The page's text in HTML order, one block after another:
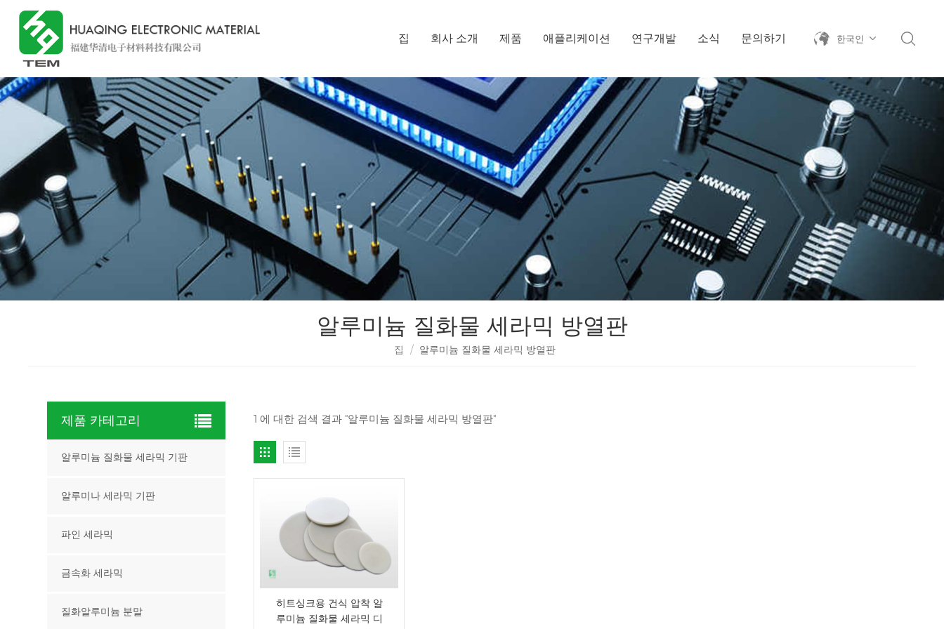
집 회사 소개 제품 애플리케이션 연구개발 소식 문의하기 한국인
알루미늄 질화물 세라믹 방열판
집 / 알루미늄 질화물 세라믹 방열판
1 에 대한 검색 결과 "알루미늄 질화물 세라믹 방열판"
히트싱크용 건식 압착 알
루미늄 질화물 세라믹 디
제품 카테고리
알루미늄 질화물 세라믹 기판
알루미나 세라믹 기판
파인 세라믹
금속화 세라믹
질화알루미늄 분말